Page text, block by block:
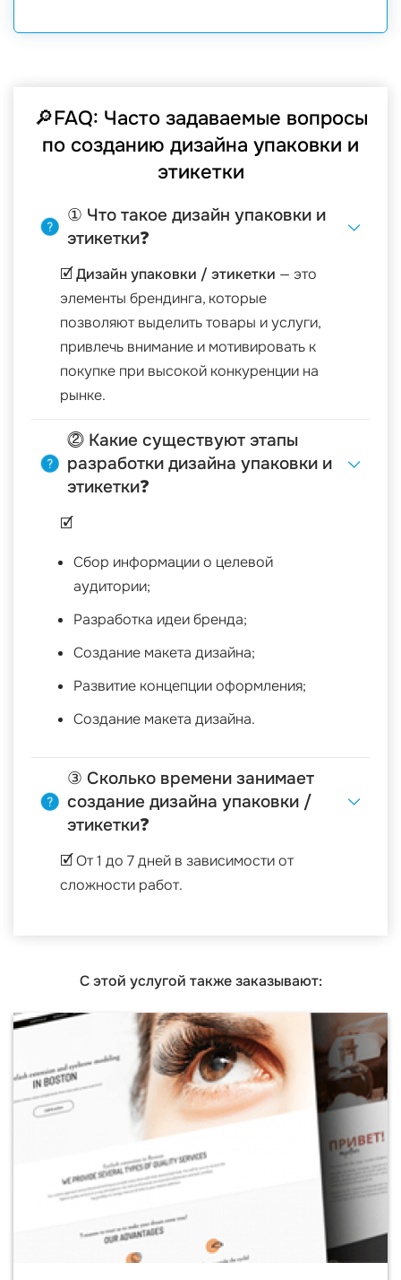
🔎FAQ: Часто задаваемые вопросы
по созданию дизайна упаковки и
этикетки
① Что такое дизайн упаковки и
этикетки❓
🗹Дизайн упаковки / этикетки — это
элементы брендинга, которые
позволяют выделить товары и услуги,
привлечь внимание и мотивировать к
покупке при высокой конкуренции на
рынке.
⓶ Какие существуют этапы
разработки дизайна упаковки и
этикетки❓
🗹
Сбор информации о целевой
аудитории;
Разработка идеи бренда;
Создание макета дизайна;
Развитие концепции оформления;
Создание макета дизайна.
③ Сколько времени занимает
создание дизайна упаковки /
этикетки❓
🗹 От 1 до 7 дней в зависимости от
сложности работ.
С этой услугой также заказывают: